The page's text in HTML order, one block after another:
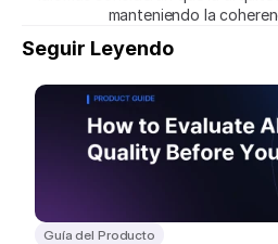
manteniendo la
Seguir Leyendo
Guía del Producto